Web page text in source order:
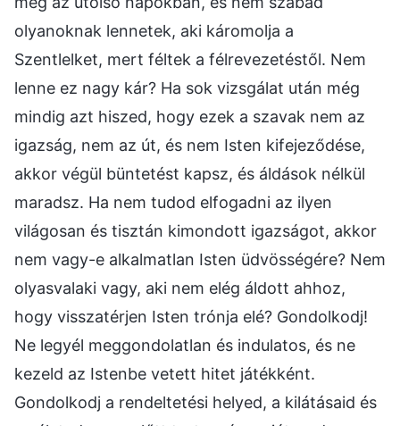
olyanoknak lennetek, aki káromolja a
Szentlelket, mert féltek a félrevezetéstől. Nem
lenne ez nagy kár? Ha sok vizsgálat után még
mindig azt hiszed, hogy ezek a szavak nem az
igazság, nem az út, és nem Isten kifejeződése,
akkor végül büntetést kapsz, és áldások nélkül
maradsz. Ha nem tudod elfogadni az ilyen
világosan és tisztán kimondott igazságot, akkor
nem vagy-e alkalmatlan Isten üdvösségére? Nem
olyasvalaki vagy, aki nem elég áldott ahhoz,
hogy visszatérjen Isten trónja elé? Gondolkodj!
Ne legyél meggondolatlan és indulatos, és ne
kezeld az Istenbe vetett hitet játékként.
Gondolkodj a rendeltetési helyed, a kilátásaid és